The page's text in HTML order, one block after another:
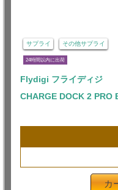
サプライ その他サプライ
24時間以内に出荷
Flydigi フライディジ
CHARGE DOCK 2 PRO
カ